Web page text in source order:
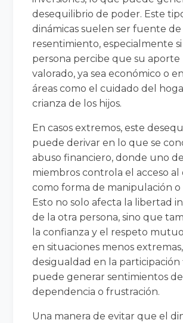
desequilibrio de poder. Este
dinámicas suelen ser fuente de
resentimiento, especialmente
persona percibe que su aporte
valorado, ya sea económico o
áreas como el cuidado del
crianza de los hijos.
En casos extremos, este
puede derivar en lo que se
abuso financiero, donde uno
miembros controla el acceso al
como forma de manipulación
Esto no solo afecta la libertad
de la otra persona, sino que
la confianza y el respeto
en situaciones menos
desigualdad en la participación
puede generar sentimientos de
dependencia o frustración.
Una manera de evitar que el